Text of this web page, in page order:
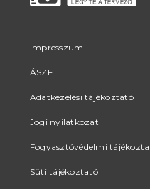
Impresszum
ÁSZF
Adatkezelési tájékoztató
Jogi nyilatkozat
Fogyasztóvédelmi
Süti tájékoztató